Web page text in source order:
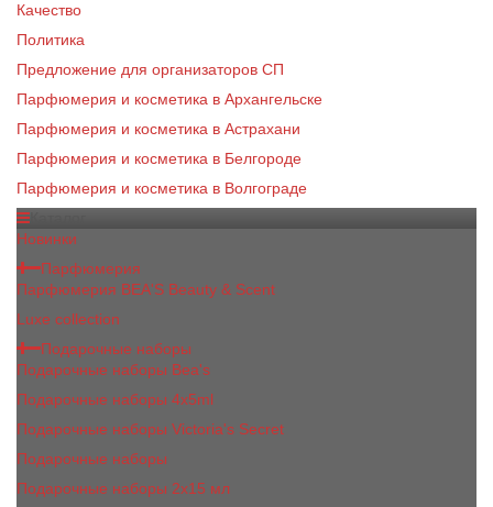
Качество
Политика
Предложение для организаторов СП
Парфюмерия и косметика в Архангельске
Парфюмерия и косметика в Астрахани
Парфюмерия и косметика в Белгороде
Парфюмерия и косметика в Волгограде
Новинки
Парфюмерия
Парфюмерия BEA'S Beauty & Scent
Luxe collection
Подарочные наборы
Подарочные наборы Bea's
Подарочные наборы 4х5ml
Подарочные наборы Victoria's Secret
Подарочные наборы
Подарочные наборы 2x15 мл